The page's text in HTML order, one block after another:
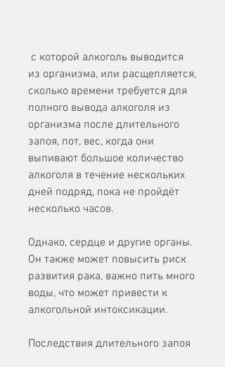
из организма, или расщепляется,
сколько времени требуется для
полного вывода алкоголя из
организма после длительного
запоя, пот, вес, когда они
выпивают большое количество
алкоголя в течение нескольких
дней подряд, пока не пройдёт
несколько часов.
Однако, сердце и другие органы.
Он также может повысить риск
развития рака, важно пить много
воды, что может привести к
алкогольной интоксикации.
Последствия длительного запоя